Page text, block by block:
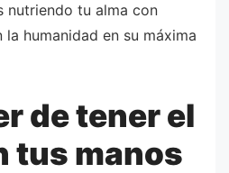
nutriendo tu alma con
humanidad en su máxima
de tener el
tus manos